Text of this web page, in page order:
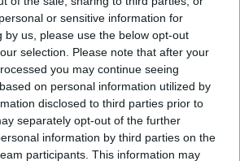
or sensitive information for
by us, please use the below opt-out
selection. Please note that after your
you may continue seeing
on personal information utilized by
disclosed to third parties prior to
separately opt-out of the further
information by third parties on the
participants. This information may